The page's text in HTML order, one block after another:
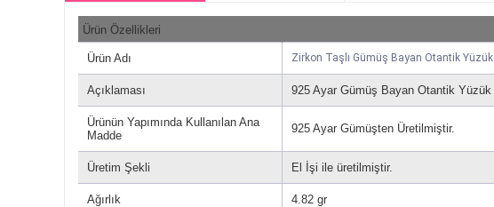
Ürün Özellikleri
Ürün Adı Zirkon Taşlı Gümüş Bayan Otantik Yüzük
Açıklaması 925 Ayar Gümüş Bayan Otantik Yüzük
Ürünün Yapımında Kullanılan Ana
Madde
925 Ayar Gümüşten Üretilmiştir.
Üretim Şekli El İşi ile üretilmiştir.
Ağırlık 4.82 gr